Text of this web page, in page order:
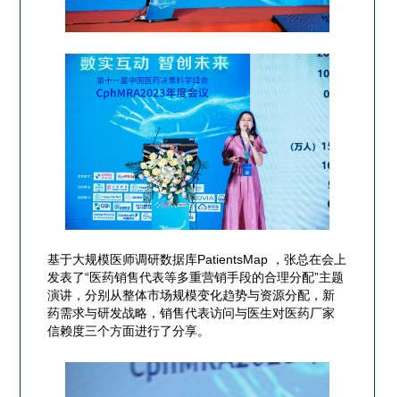
基于大规模医师调研数据库PatientsMap ，张总在会上
发表了“医药销售代表等多重营销手段的合理分配”主题
演讲，分别从整体市场规模变化趋势与资源分配，新
药需求与研发战略，销售代表访问与医生对医药厂家
信赖度三个方面进行了分享。